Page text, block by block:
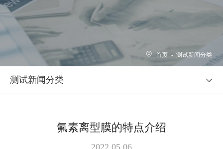
首页 - 测试新闻分类
测试新闻分类
氟素离型膜的特点介绍
2022.05.06